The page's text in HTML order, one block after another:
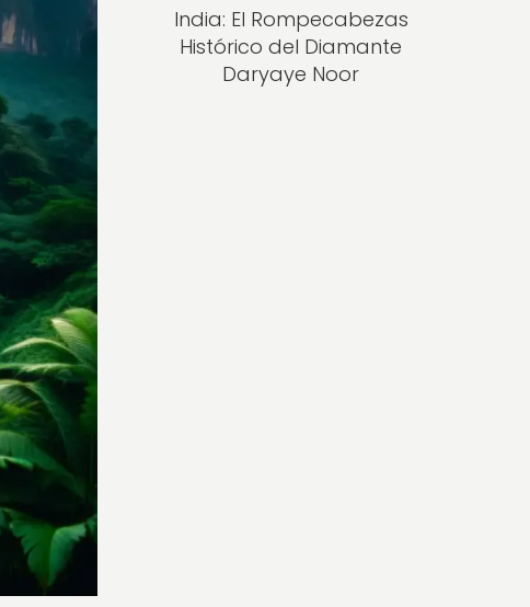
India: El Rompecabezas
Histórico del Diamante
Daryaye Noor